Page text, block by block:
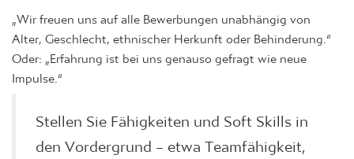
„Wir freuen uns auf alle Bewerbungen unabhängig von
Alter, Geschlecht, ethnischer Herkunft oder Behinderung.“
Oder: „Erfahrung ist bei uns genauso gefragt wie neue
Impulse.“
Stellen Sie Fähigkeiten und Soft Skills in
den Vordergrund – etwa Teamfähigkeit,